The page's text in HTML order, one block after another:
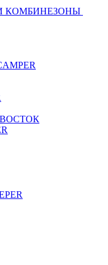
КОМБИНЕЗОНЫ
ВОСТОК